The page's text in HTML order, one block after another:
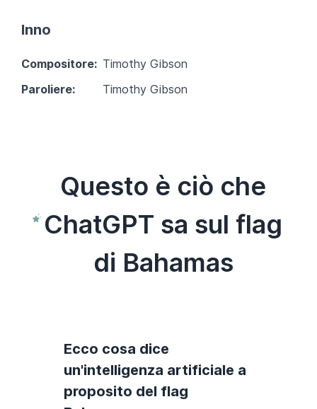
Inno
Compositore: Timothy Gibson
Paroliere:
Timothy Gibson
Questo è ciò che
ChatGPT sa sul flag
di Bahamas
Ecco cosa dice
un'intelligenza artificiale a
proposito del flag